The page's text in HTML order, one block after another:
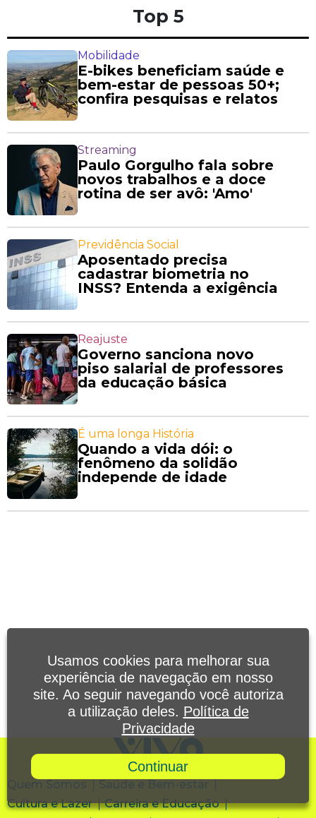
Top 5
Mobilidade
E-bikes beneficiam saúde e
bem-estar de pessoas 50+;
confira pesquisas e relatos
Streaming
Paulo Gorgulho fala sobre
novos trabalhos e a doce
rotina de ser avô: 'Amo'
Previdência Social
Aposentado precisa
cadastrar biometria no
INSS? Entenda a exigência
Reajuste
Governo sanciona novo
piso salarial de professores
da educação básica
É uma longa História
Quando a vida dói: o
fenômeno da solidão
independe de idade
Quem Somos
Saúde e Bem-estar
Cultura e Lazer
Carreira e Educação
Usamos cookies para melhorar sua
experiência de navegação em nosso
site. Ao seguir navegando você autoriza
a utilização deles. Política de
Privacidade
Continuar